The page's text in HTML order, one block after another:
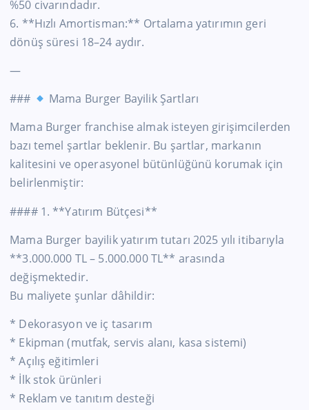
%50 civarındadır.
6. **Hızlı Amortisman:** Ortalama yatırımın geri
dönüş süresi 18–24 aydır.
—
###
Mama Burger Bayilik Şartları
Mama Burger franchise almak isteyen girişimcilerden
bazı temel şartlar beklenir. Bu şartlar, markanın
kalitesini ve operasyonel bütünlüğünü korumak için
belirlenmiştir:
#### 1. **Yatırım Bütçesi**
Mama Burger bayilik yatırım tutarı 2025 yılı itibarıyla
**3.000.000 TL – 5.000.000 TL** arasında
değişmektedir.
Bu maliyete şunlar dâhildir:
* Dekorasyon ve iç tasarım
* Ekipman (mutfak, servis alanı, kasa sistemi)
* Açılış eğitimleri
* İlk stok ürünleri
* Reklam ve tanıtım desteği